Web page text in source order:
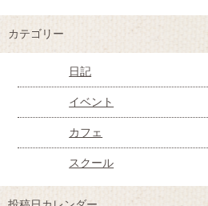
カテゴリー
日記
イベント
カフェ
スクール